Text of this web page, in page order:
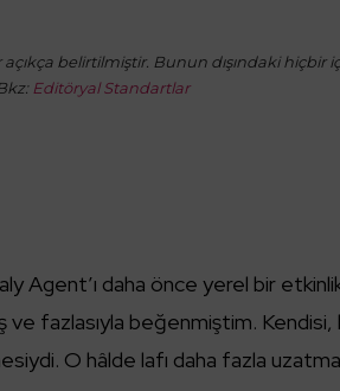
belirtilmiştir. Bunun dışındaki hiçbir
Editöryal Standartlar
Agent’ı daha önce yerel bir
ve fazlasıyla beğenmiştim. Kendisi,
O hâlde lafı daha fazla